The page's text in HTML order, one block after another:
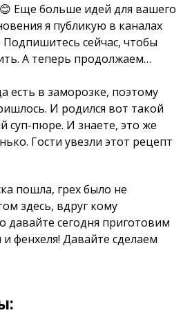
Еще больше идей для вашего
я публикую в каналах
Подпишитесь сейчас, чтобы
А теперь продолжаем…
есть в заморозке, поэтому
И родился вот такой
суп-пюре. И знаете, это же
Гости увезли этот рецепт
пошла, грех было не
здесь, вдруг кому
давайте сегодня приготовим
фенхеля! Давайте сделаем